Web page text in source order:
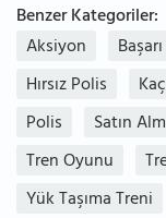
Benzer Kategoriler:
Aksiyon
Başarı
Hırsız Polis
Polis
Satın
Tren Oyunu
Yük Taşıma Treni